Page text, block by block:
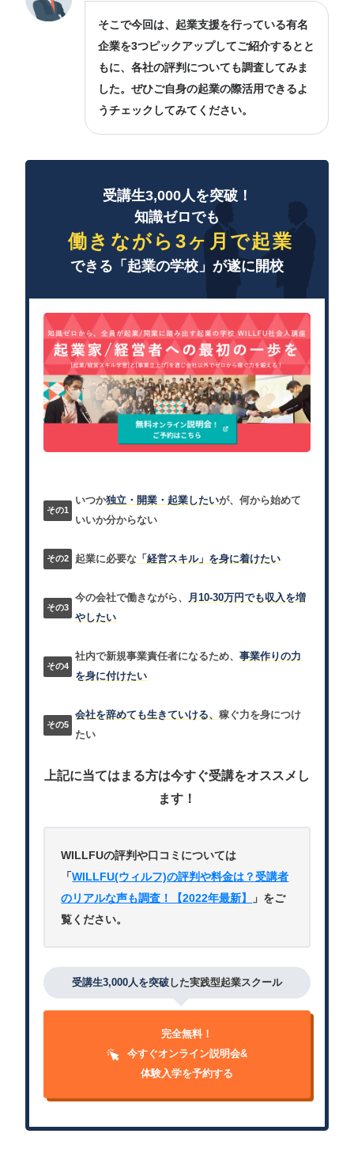
そこで今回は、起業支援を行っている有名
企業を3つピックアップしてご紹介するとと
もに、各社の評判についても調査してみま
した。ぜひご自身の起業の際活用できるよ
うチェックしてみてください。
受講生3,000人を突破！
知識ゼロでも
働きながら3ヶ月で起業
できる「起業の学校」が遂に開校
いつか独立・開業・起業したいが、何から始めて
いいか分からない
起業に必要な 「経営スキル」を身に着けたい
今の会社で働きながら、
月10-30万円でも収入を増
やしたい
社内で新規事業責任者になるため、事業作りの力
を身に付けたい
会社を辞めても生きていける、稼ぐ力を身につけ
たい
上記に当てはまる方は今すぐ受講をオススメし
ます！
WILLFUの評判や口コミについては
「WILLFU(ウィルフ)の評判や料金は？受講者
のリアルな声も調査！【2022年最新】
」をご
覧ください。
受講生3,000人を突破 した実践型起業スクール
完全無料！
今すぐオンライン説明会&
体験入学を予約する